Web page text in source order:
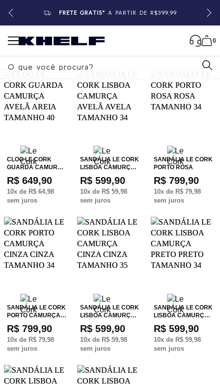
FRETE GRÁTIS* A PARTIR DE R$399,99
0
B
CLOG LE CORK
GUARDA CAMUR…
R$ 649,90
10x de R$ 64,98
sem juros
SANDÁLIA LE CORK
LISBOA CAMURÇ…
R$ 599,90
10x de R$ 59,98
sem juros
SANDÁLIA LE CORK
PORTO ROSA
R$ 799,90
10x de R$ 79,98
sem juros
SANDÁLIA LE CORK
PORTO CAMURÇA…
R$ 799,90
10x de R$ 79,98
sem juros
SANDÁLIA LE CORK
LISBOA CAMURÇ…
R$ 599,90
10x de R$ 59,98
sem juros
SANDÁLIA LE CORK
LISBOA CAMURÇ…
R$ 599,90
10x de R$ 59,98
sem juros